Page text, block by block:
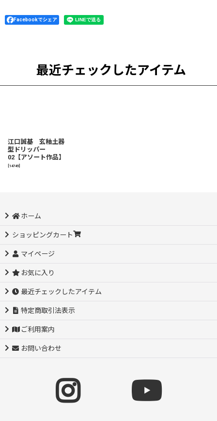
Facebookでシェア
最近チェックしたアイテム
江口誠基 玄釉土器
型ドリッパー
02【アソート作品】
14745
ホーム
ショッピングカート
マイページ
お気に入り
最近チェックしたアイテム
特定商取引法表示
ご利用案内
お問い合わせ